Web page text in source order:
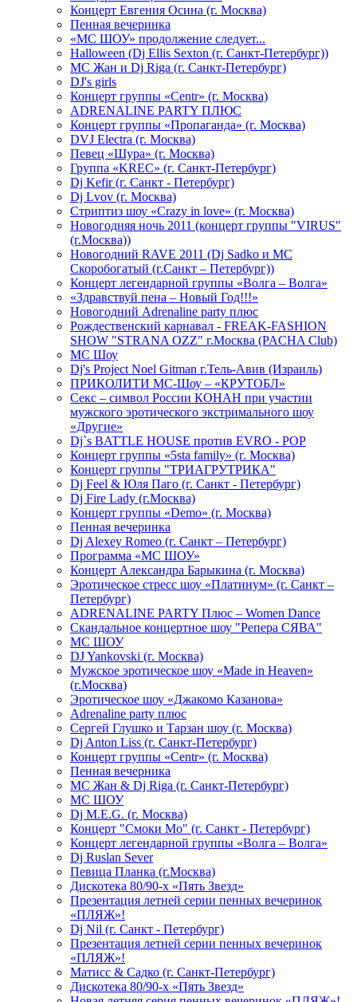
Концерт Евгения Осина (г. Москва)
Пенная вечеринка
«МС ШОУ» продолжение следует...
Halloween (Dj Ellis Sexton (г. Санкт-Петербург))
МС Жан и Dj Riga (г. Санкт-Петербург)
DJ's girls
Концерт группы «Centr» (г. Москва)
ADRENALINE PARTY ПЛЮС
Концерт группы «Пропаганда» (г. Москва)
DVJ Electra (г. Москва)
Певец «Шура» (г. Москва)
Группа «KREC» (г. Санкт-Петербург)
Dj Kefir (г. Санкт - Петербург)
Dj Lvov (г. Москва)
Стриптиз шоу «Crazy in love» (г. Москва)
Новогодняя ночь 2011 (концерт группы "VIRUS"
(г.Москва))
Новогодний RAVE 2011 (Dj Sadko и MC
Скоробогатый (г.Санкт – Петербург))
Концерт легендарной группы «Волга – Волга»
«Здравствуй пена – Новый Год!!!»
Новогодний Adrenaline party плюс
Рождественский карнавал - FREAK-FASHION
SHOW "STRANA OZZ" г.Москва (PACHA Club)
MC Шоу
Dj's Project Noel Gitman г.Тель-Авив (Израиль)
ПРИКОЛИТИ МС-Шоу – «КРУТОБЛ»
Секс – символ России КОНАН при участии
мужского эротического экстримального шоу
«Другие»
Dj`s BATTLE HOUSE против EVRO - POP
Концерт группы «5sta family» (г. Москва)
Концерт группы "ТРИАГРУТРИКА"
Dj Feel & Юля Паго (г. Санкт - Петербург)
Dj Fire Lady (г.Москва)
Концерт группы «Demo» (г. Москва)
Пенная вечеринка
Dj Alexey Romeo (г. Санкт – Петербург)
Программа «МС ШОУ»
Концерт Александра Барыкина (г. Москва)
Эротическое стресс шоу «Платинум» (г. Санкт –
Петербург)
ADRENALINE PARTY Плюс – Women Dance
Скандальное концертное шоу "Репера СЯВА"
МС ШОУ
DJ Yankovski (г. Москва)
Мужское эротическое шоу «Made in Heaven»
(г.Москва)
Эротическое шоу «Джакомо Казанова»
Adrenaline party плюс
Сергей Глушко и Тарзан шоу (г. Москва)
Dj Anton Liss (г. Санкт-Петербург)
Концерт группы «Centr» (г. Москва)
Пенная вечерника
МС Жан & Dj Riga (г. Санкт-Петербург)
МС ШОУ
Dj M.E.G. (г. Москва)
Концерт "Смоки Мо" (г. Санкт - Петербург)
Концерт легендарной группы «Волга – Волга»
Dj Ruslan Sever
Певица Планка (г.Москва)
Дискотека 80/90-х «Пять Звезд»
Презентация летней серии пенных вечеринок
«ПЛЯЖ»!
Dj Nil (г. Санкт - Петербург)
Презентация летней серии пенных вечеринок
«ПЛЯЖ»!
Матисс & Садко (г. Санкт-Петербург)
Дискотека 80/90-х «Пять Звезд»